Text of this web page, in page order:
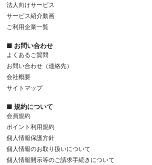
法人向けサービス
サービス紹介動画
ご利用企業一覧
■ お問い合わせ
よくあるご質問
お問い合わせ（連絡先）
会社概要
サイトマップ
■ 規約について
会員規約
ポイント利用規約
個人情報保護方針
個人情報のお取り扱いについて
個人情報開示等のご請求手続きについて